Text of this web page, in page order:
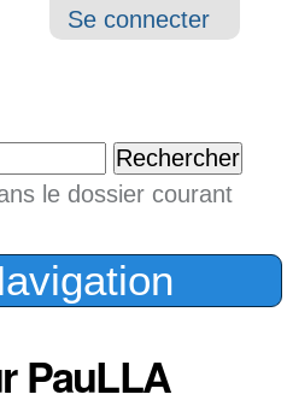
Outils
Se connecter
le dossier courant
PauLLA